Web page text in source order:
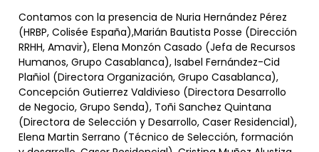
Contamos con la presencia de Nuria Hernández Pérez
(HRBP, Colisée España),Marián Bautista Posse (Dirección
RRHH, Amavir), Elena Monzón Casado (Jefa de Recursos
Humanos, Grupo Casablanca), Isabel Fernández-Cid
Plañiol (Directora Organización, Grupo Casablanca),
Concepción Gutierrez Valdivieso (Directora Desarrollo
de Negocio, Grupo Senda), Toñi Sanchez Quintana
(Directora de Selección y Desarrollo, Caser Residencial),
Elena Martin Serrano (Técnico de Selección, formación